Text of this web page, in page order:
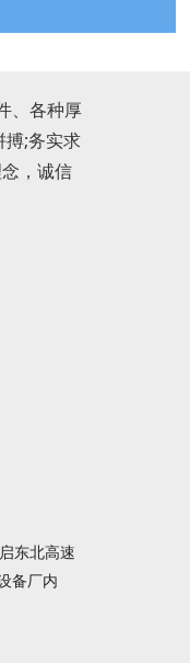
、各种厚
搏;务实求
，诚信
东北高速
备厂内